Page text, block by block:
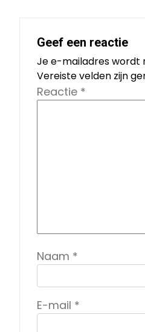
Geef een reactie
Je e-mailadres wordt
Vereiste velden zijn
Reactie *
Naam *
E-mail *